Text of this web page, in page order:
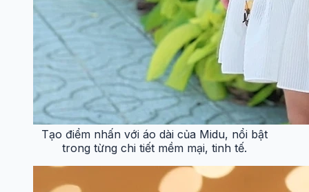
Tạo điểm nhấn với áo dài của Midu, nổi bật
trong từng chi tiết mềm mại, tinh tế.